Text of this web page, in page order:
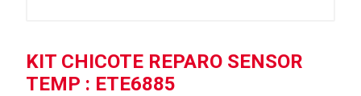
KIT CHICOTE REPARO SENSOR
TEMP : ETE6885